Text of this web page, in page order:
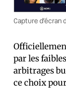
Capture d’écran
par les
arbitrages
ce choix